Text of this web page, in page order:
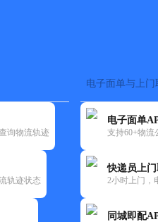
询物流轨迹
轨迹状态
电子面单与上门
电子面单
支持60+物流
快递员上
2小时上门，
同城即配
快运大全 快递时效